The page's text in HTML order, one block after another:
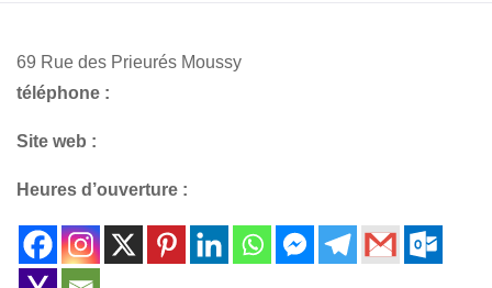
69 Rue des Prieurés Moussy
téléphone :
Site web :
Heures d’ouverture :